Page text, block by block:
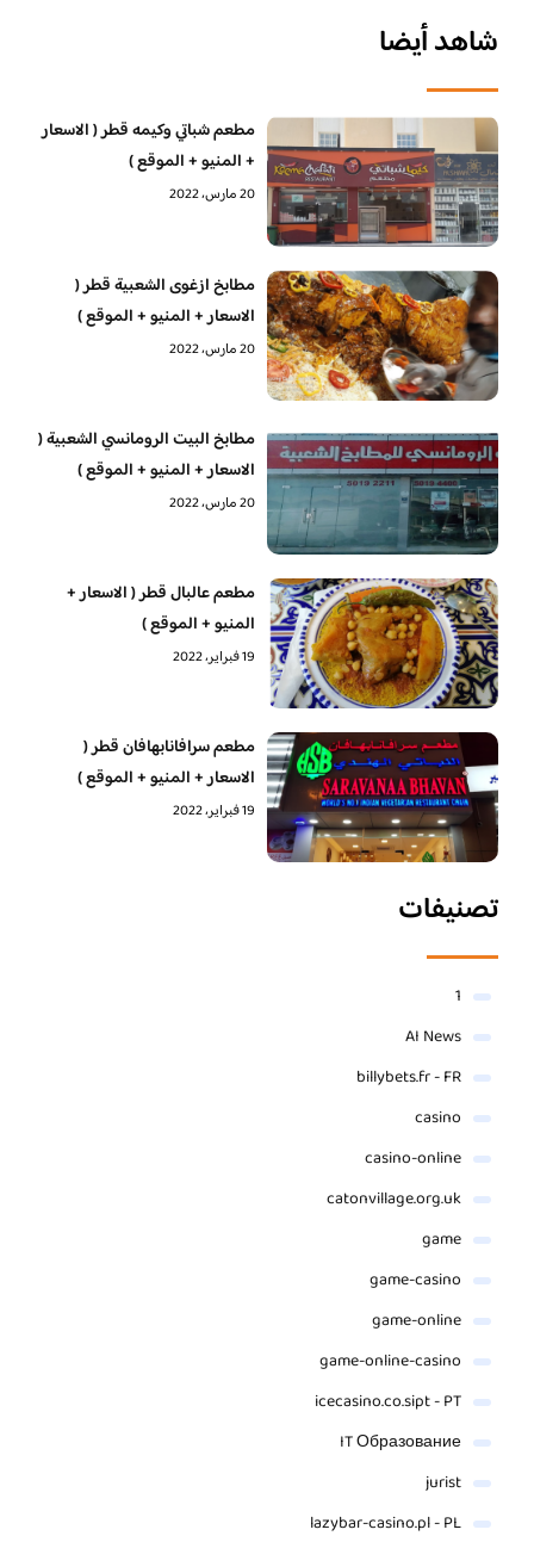
شاهد أيضا
مطعم شباتي وكيمه قطر ( الاسعار
+ المنيو + الموقع )
20 مارس، 2022
مطابخ ازغوى الشعبية قطر (
الاسعار + المنيو + الموقع )
20 مارس، 2022
مطابخ البيت الرومانسي الشعبية (
الاسعار + المنيو + الموقع )
20 مارس، 2022
مطعم عالبال قطر ( الاسعار +
المنيو + الموقع )
19 فبراير، 2022
مطعم سرافانابهافان قطر (
الاسعار + المنيو + الموقع )
19 فبراير، 2022
تصنيفات
1
AI News
billybets.fr - FR
casino
casino-online
catonvillage.org.uk
game
game-casino
game-online
game-online-casino
icecasino.co.sipt - PT
IT Образование
jurist
lazybar-casino.pl - PL